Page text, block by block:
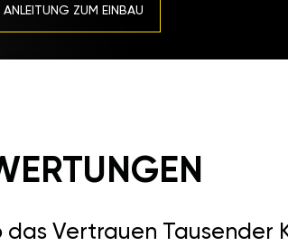
ANLEITUNG ZUM EINBAU
Vertrauen Tausender